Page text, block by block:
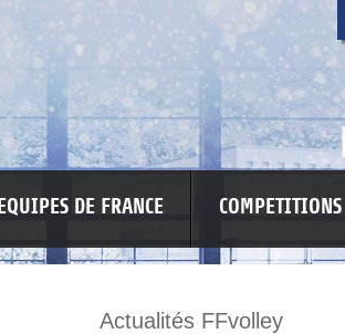
EQUIPES DE FRANCE COMPETITIONS
INFORMATIONS CORONAVIRUS
Actualités FFvolley